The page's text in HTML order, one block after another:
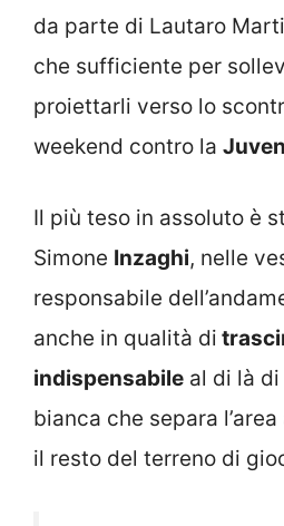
da parte di Lautaro
che sufficiente per
proiettarli verso lo
weekend contro la
Il più teso in assoluto è
Simone Inzaghi, nelle
responsabile
anche in qualità di
indispensabile al di là
bianca che separa
il resto del terreno di